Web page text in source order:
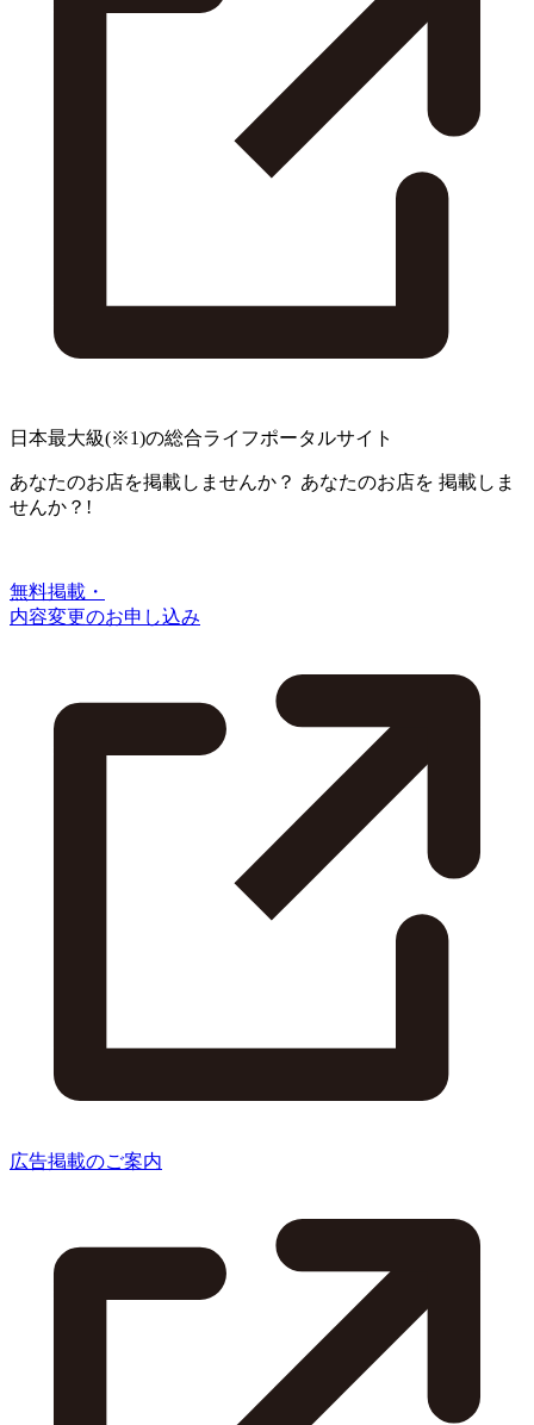
日本最大級(※1)の総合ライフポータルサイト
あなたのお店を掲載しませんか？ あなたのお店を 掲載しま
せんか？!
無料掲載・
内容変更のお申し込み
広告掲載のご案内